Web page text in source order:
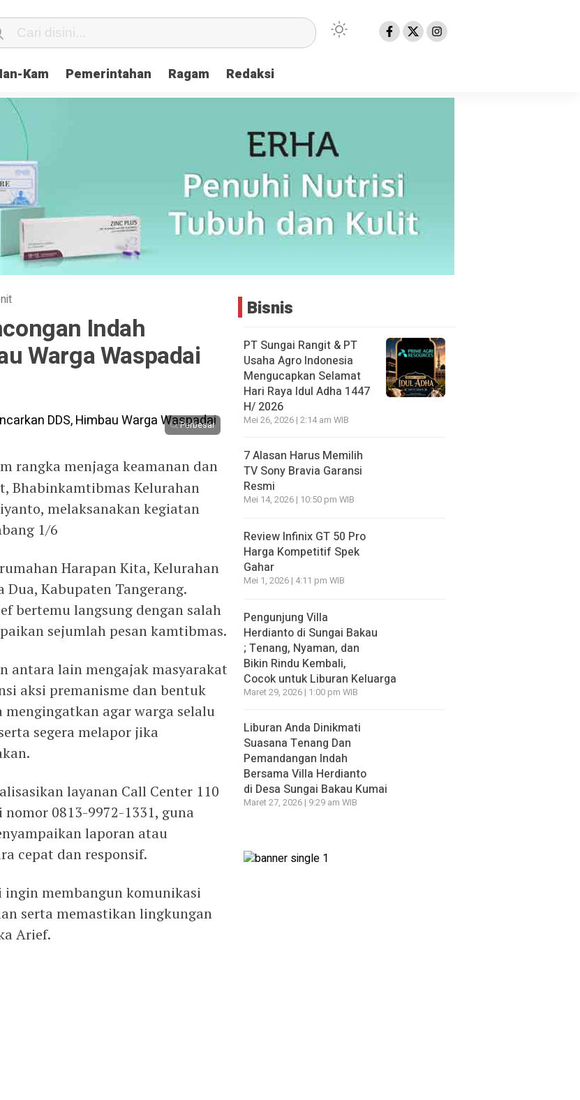
Kam Pemerintahan Ragam Redaksi
Indah
Warga Waspadai
Perbesar
rangka menjaga keamanan dan
Bhabinkamtibmas Kelurahan
melaksanakan kegiatan
1/6
Harapan Kita, Kelurahan
Dua, Kabupaten Tangerang.
bertemu langsung dengan salah
sejumlah pesan kamtibmas.
antara lain mengajak masyarakat
aksi premanisme dan bentuk
agar warga selalu
segera melapor jika
layanan Call Center 110
0813-9972-1331, guna
laporan atau
cepat dan responsif.
membangun komunikasi
serta memastikan lingkungan
Arief.
Bisnis
PT Sungai Rangit & PT
Usaha Agro Indonesia
Mengucapkan Selamat
Hari Raya Idul Adha 1447
H/ 2026
Mei 26, 2026 | 2:14 am WIB
7 Alasan Harus Memilih
TV Sony Bravia Garansi
Resmi
Mei 14, 2026 | 10:50 pm WIB
Review Infinix GT 50 Pro
Harga Kompetitif Spek
Gahar
Mei 1, 2026 | 4:11 pm WIB
Pengunjung Villa
Herdianto di Sungai Bakau
; Tenang, Nyaman, dan
Bikin Rindu Kembali,
Cocok untuk Liburan Keluarga
Maret 29, 2026 | 1:00 pm WIB
Liburan Anda Dinikmati
Suasana Tenang Dan
Pemandangan Indah
Bersama Villa Herdianto
di Desa Sungai Bakau Kumai
Maret 27, 2026 | 9:29 am WIB